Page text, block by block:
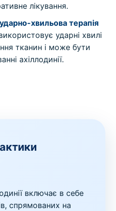
лікування.
хвильова терапія
ударні хвилі
тканин і може бути
ахіллодинії.
включає в себе
спрямованих на